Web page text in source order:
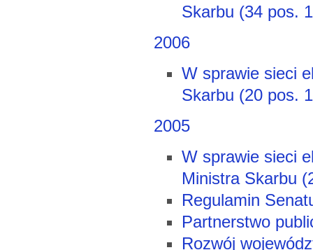
Skarbu (34 pos.
2006
W sprawie sieci
Skarbu (20 pos.
2005
W sprawie sieci
Ministra Skarbu
Regulamin
Partnerstwo
Rozwój